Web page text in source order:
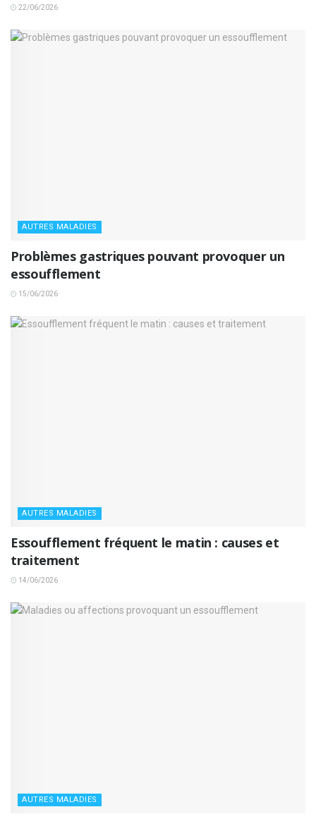
22/06/2026
AUTRES MALADIES
Problèmes gastriques pouvant provoquer un
essoufflement
15/06/2026
AUTRES MALADIES
Essoufflement fréquent le matin : causes et
traitement
14/06/2026
AUTRES MALADIES